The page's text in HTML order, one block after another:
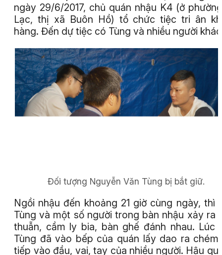
ngày 29/6/2017, chủ quán nhậu K4 (ở
Lạc, thị xã Buôn Hồ) tổ chức tiệc tri ân
hàng. Đến dự tiệc có Tùng và nhiều người
Đối tượng Nguyễn Văn Tùng bị bắt giữ.
Ngồi nhậu đến khoảng 21 giờ cùng ngày, thì
Tùng và một số người trong bàn nhậu xảy ra
thuẫn, cầm ly bia, bàn ghế đánh nhau. Lúc
Tùng đã vào bếp của quán lấy dao ra chém
tiếp vào đầu, vai, tay của nhiều người. Hậu